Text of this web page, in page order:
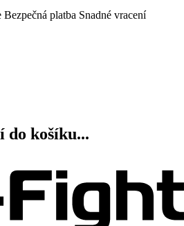
Bezpečná platba Snadné vracení
do košíku...